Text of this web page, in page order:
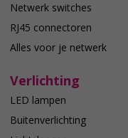
Netwerk switches
RJ45 connectoren
Alles voor je netwerk
Verlichting
LED lampen
Buitenverlichting